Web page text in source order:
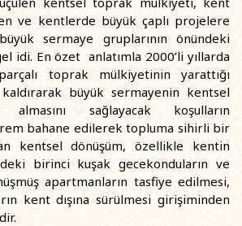
ve kentlerde büyük çaplı projelere
sermaye gruplarının önündeki
idi. En özet anlatımla 2000’li yıllarda
toprak mülkiyetinin yarattığı
büyük sermayenin kentsel
sağlayacak koşulların
bahane edilerek topluma sihirli bir
kentsel dönüşüm, özellikle kentin
birinci kuşak gecekonduların ve
apartmanların tasfiye edilmesi,
kent dışına sürülmesi girişiminden